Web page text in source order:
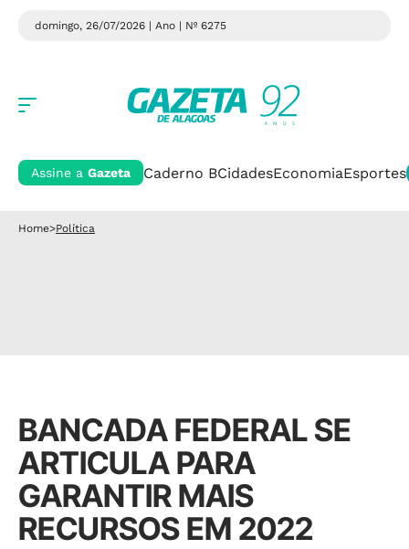
domingo, 26/07/2026 | Ano | Nº 6275
Assine a Gazeta Caderno BCidadesEconomiaEsportes
Home>Política
BANCADA FEDERAL SE
ARTICULA PARA
GARANTIR MAIS
RECURSOS EM 2022